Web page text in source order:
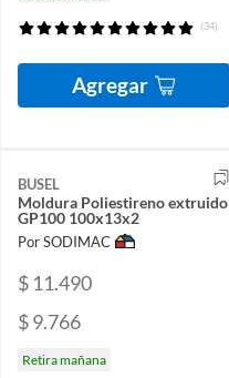
(34)
Agregar
BUSEL
Moldura Poliestireno extruido
GP100 100x13x2
Por SODIMAC
$ 11.490
$ 9.766
Retira mañana